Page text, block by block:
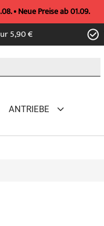
• Neue Preise ab 01.09.
5,90 €
ANTRIEBE